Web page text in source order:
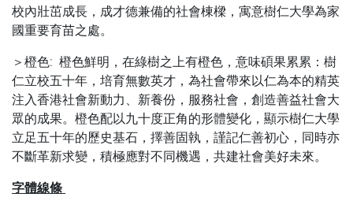
校內壯茁成長，成才德兼備的社會棟樑，寓意樹仁大學為家
國重要育苗之處。
＞橙色: 橙色鮮明，在綠樹之上有橙色，意味碩果累累：樹
仁立校五十年，培育無數英才，為社會帶來以仁為本的精英
注入香港社會新動力、新養份，服務社會，創造善益社會大
眾的成果。 橙色配以九十度正角的形體變化，顯示樹仁大學
立足五十年的歷史基石，擇善固執，謹記仁善初心，同時亦
不斷革新求變，積極應對不同機遇，共建社會美好未來。
字體線條